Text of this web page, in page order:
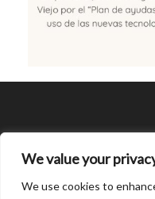
We value your
We use cookies to